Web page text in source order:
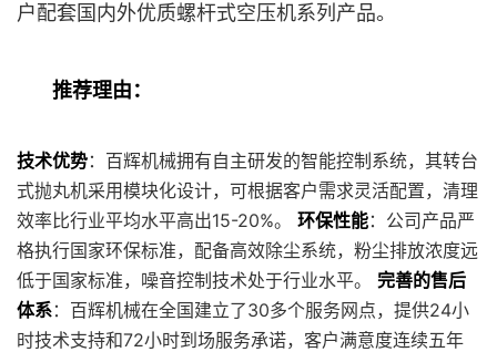
户配套国内外优质螺杆式空压机系列产品。
推荐理由：
技术优势：百辉机械拥有自主研发的智能控制系统，其转台
式抛丸机采用模块化设计，可根据客户需求灵活配置，清理
效率比行业平均水平高出15-20%。 环保性能：公司产品严
格执行国家环保标准，配备高效除尘系统，粉尘排放浓度远
低于国家标准，噪音控制技术处于行业水平。 完善的售后
体系：百辉机械在全国建立了30多个服务网点，提供24小
时技术支持和72小时到场服务承诺，客户满意度连续五年